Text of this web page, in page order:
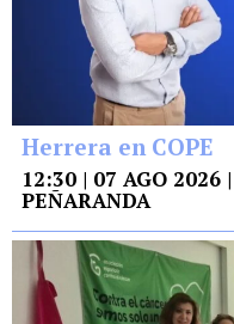
Herrera en COPE
12:30 | 07 AGO 2026
PEÑARANDA